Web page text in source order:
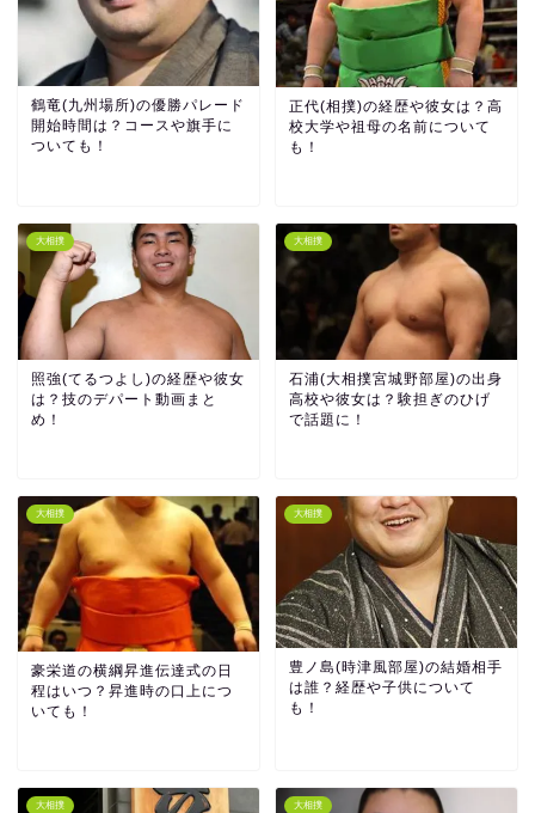
鶴竜(九州場所)の優勝パレード
開始時間は？コースや旗手に
ついても！
正代(相撲)の経歴や彼女は？高
校大学や祖母の名前について
も！
大相撲
照強(てるつよし)の経歴や彼女
は？技のデパート動画まと
め！
大相撲
石浦(大相撲宮城野部屋)の出身
高校や彼女は？験担ぎのひげ
で話題に！
大相撲
豪栄道の横綱昇進伝達式の日
程はいつ？昇進時の口上につ
いても！
大相撲
豊ノ島(時津風部屋)の結婚相手
は誰？経歴や子供について
も！
大相撲 大相撲